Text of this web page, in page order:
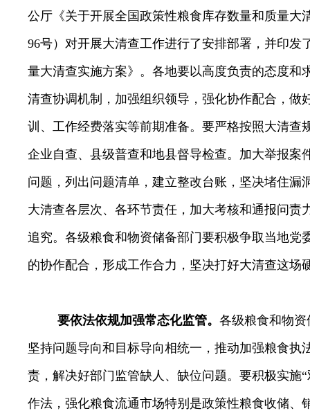
公厅《关于开展全国政策性粮食库存数量和质量大
96号）对开展大清查工作进行了安排部署，并印发
量大清查实施方案》。各地要以高度负责的态度和
清查协调机制，加强组织领导，强化协作配合，做
训、工作经费落实等前期准备。要严格按照大清查
企业自查、县级普查和地县督导检查。加大举报案
问题，列出问题清单，建立整改台账 ，坚决堵住漏
大清查各层次、各环节责任，加大考核和通报问责
追究。各级粮食和物资储备部门要积极争取当地党
的协作配合，形成工作合力，坚决打好大清查这场
要依法依规加强常态化监管。 各级粮食和物
坚持问题导向和目标导向相统一，推动加强粮食执
责 ，解决好部门监管缺人、缺位问题。要积极实施
作法， 强化粮食流通市场特别是政策性粮食收储、